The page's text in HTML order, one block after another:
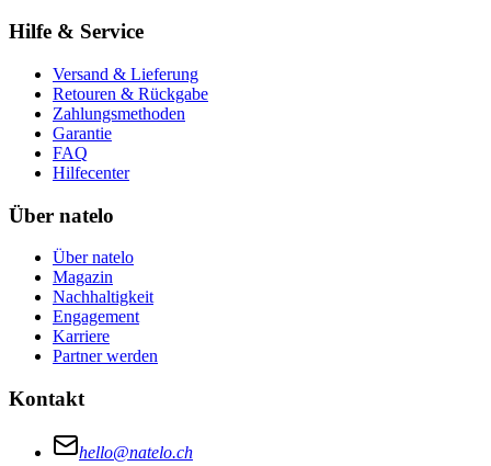
Hilfe & Service
Versand & Lieferung
Retouren & Rückgabe
Zahlungsmethoden
Garantie
FAQ
Hilfecenter
Über natelo
Über natelo
Magazin
Nachhaltigkeit
Engagement
Karriere
Partner werden
Kontakt
hello@natelo.ch